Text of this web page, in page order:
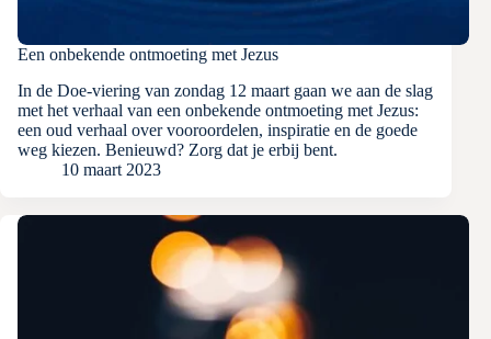
Een onbekende ontmoeting met Jezus
In de Doe-viering van zondag 12 maart gaan we aan de slag
met het verhaal van een onbekende ontmoeting met Jezus:
een oud verhaal over vooroordelen, inspiratie en de goede
weg kiezen. Benieuwd? Zorg dat je erbij bent.
10 maart 2023